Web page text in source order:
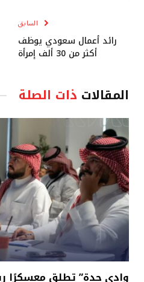
السابق
رائد أعمال سعودي يوظف
أكثر من 30 ألف إمرأة
المقالات ذات الصلة